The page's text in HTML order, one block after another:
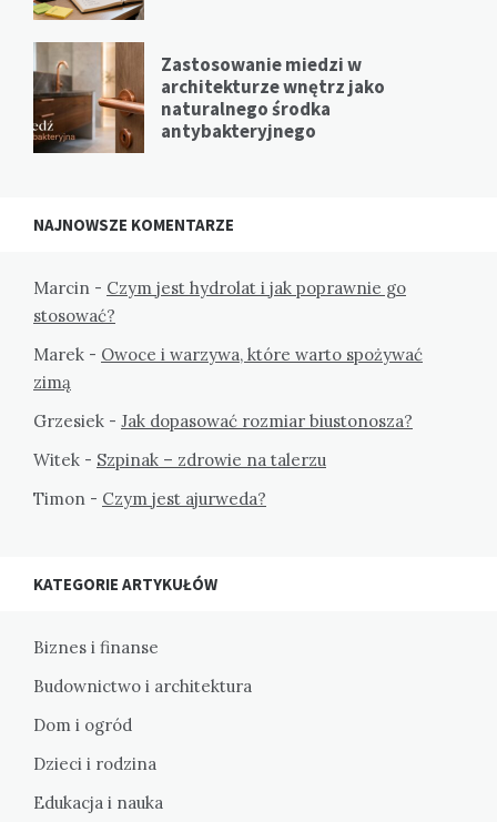
Zastosowanie miedzi w
architekturze wnętrz jako
naturalnego środka
antybakteryjnego
NAJNOWSZE KOMENTARZE
Marcin - Czym jest hydrolat i jak poprawnie go
stosować?
Marek - Owoce i warzywa, które warto spożywać
zimą
Grzesiek - Jak dopasować rozmiar biustonosza?
Witek - Szpinak – zdrowie na talerzu
Timon - Czym jest ajurweda?
KATEGORIE ARTYKUŁÓW
Biznes i finanse
Budownictwo i architektura
Dom i ogród
Dzieci i rodzina
Edukacja i nauka